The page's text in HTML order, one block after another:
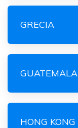
GRECIA
GUATEMALA
HONG KONG